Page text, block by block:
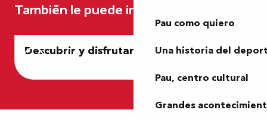
Pau como quiero
Una historia del
Pau, centro cultural
Grandes
Lo imprescindible
Tema
Visitas nocturnas
También le puede interesar
Descubrir y disfrutar del Bearn sin coche